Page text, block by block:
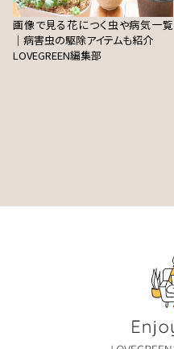
画像で見る花につく虫や病気一覧
｜病害虫の駆除アイテムも紹介
LOVEGREEN編集部